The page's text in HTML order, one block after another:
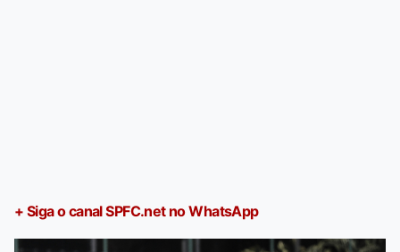
+ Siga o canal SPFC.net no WhatsApp